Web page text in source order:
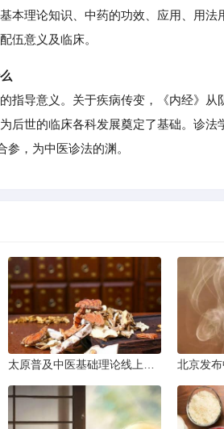
本理论知识、中药的功效、应用、用
伍意义及临床。
导意义。关于疾病传变，《内经》从
后世的临床各科发展奠定了基础。诊法
参，为中医诊法的渊。